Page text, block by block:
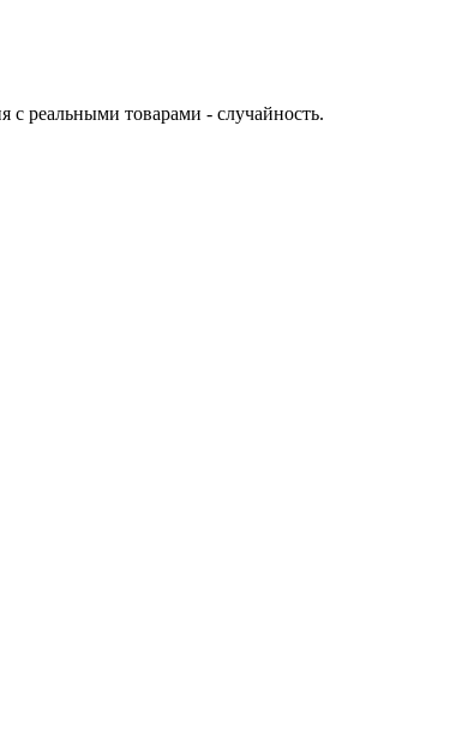
с реальными товарами - случайность.